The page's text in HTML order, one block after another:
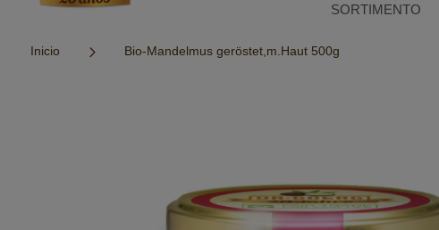
SORTIMENTO
Inicio Bio-Mandelmus geröstet,m.Haut 500g